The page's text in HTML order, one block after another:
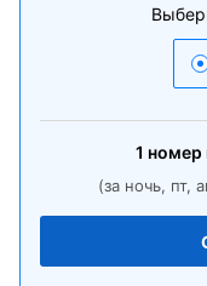
1 номер
(за ночь, пт,